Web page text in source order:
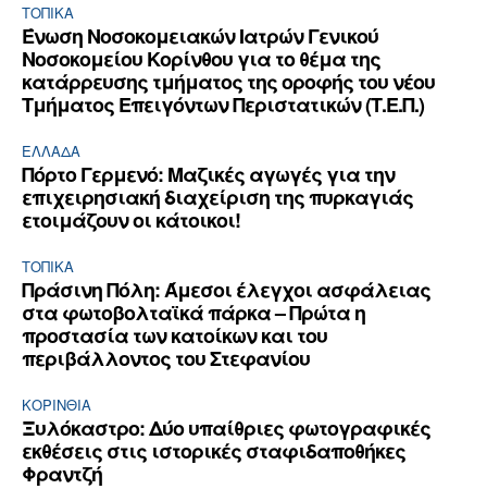
ΤΟΠΙΚΑ
Ένωση Νοσοκομειακών Ιατρών Γενικού
Νοσοκομείου Κορίνθου για το θέμα της
κατάρρευσης τμήματος της οροφής του νέου
Τμήματος Επειγόντων Περιστατικών (Τ.Ε.Π.)
ΕΛΛΆΔΑ
Πόρτο Γερμενό: Μαζικές αγωγές για την
επιχειρησιακή διαχείριση της πυρκαγιάς
ετοιμάζουν οι κάτοικοι!
ΤΟΠΙΚΑ
Πράσινη Πόλη: Άμεσοι έλεγχοι ασφάλειας
στα φωτοβολταϊκά πάρκα – Πρώτα η
προστασία των κατοίκων και του
περιβάλλοντος του Στεφανίου
ΚΟΡΙΝΘΊΑ
Ξυλόκαστρο: Δύο υπαίθριες φωτογραφικές
εκθέσεις στις ιστορικές σταφιδαποθήκες
Φραντζή